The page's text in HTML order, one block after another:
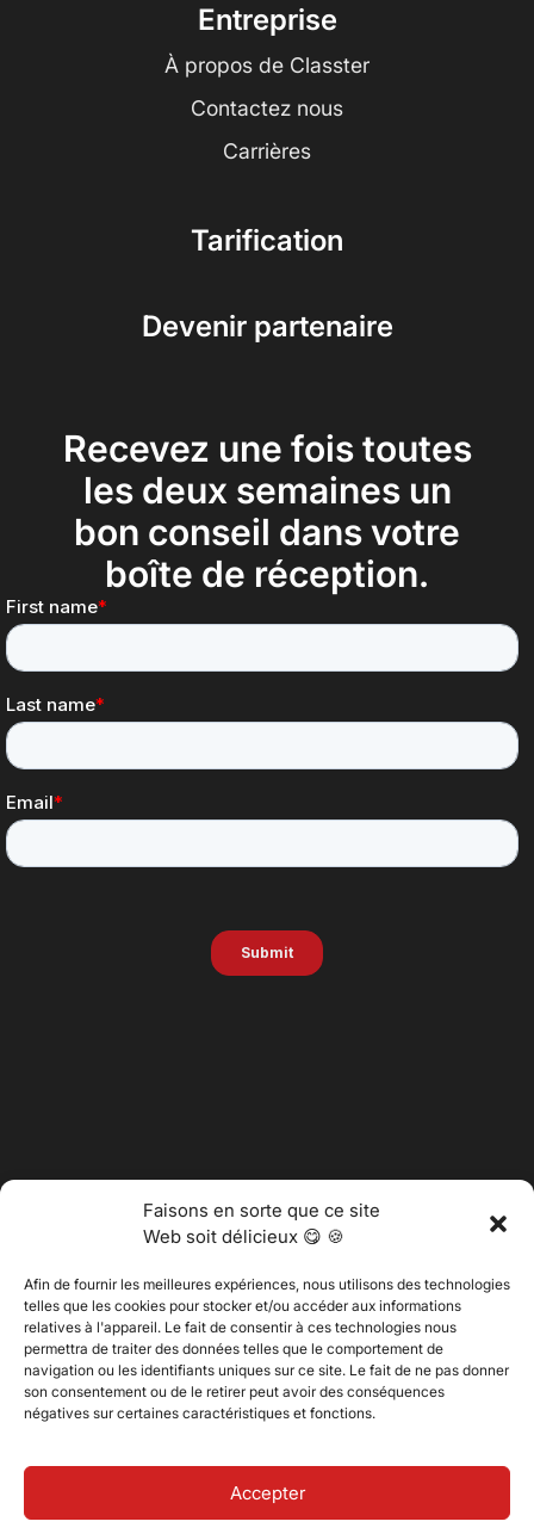
Faisons en sorte que ce site
Web soit délicieux 😋 🍪
Afin de fournir les meilleures expériences, nous utilisons des technologies
telles que les cookies pour stocker et/ou accéder aux informations
relatives à l'appareil. Le fait de consentir à ces technologies nous
permettra de traiter des données telles que le comportement de
navigation ou les identifiants uniques sur ce site. Le fait de ne pas donner
son consentement ou de le retirer peut avoir des conséquences
négatives sur certaines caractéristiques et fonctions.
Accepter
Entreprise
À propos de Classter
Contactez nous
Carrières
Tarification
Devenir partenaire
Recevez une fois toutes
les deux semaines un
bon conseil dans votre
boîte de réception.
@2025 Vertitech. Tous droits réservés.
Politique de confidentialité